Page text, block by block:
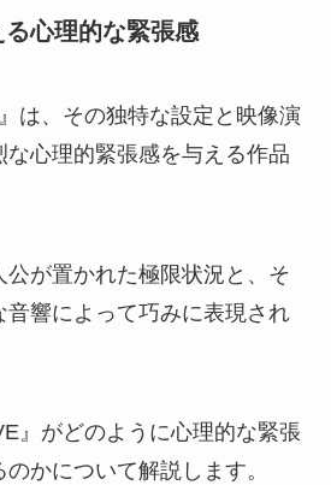
心理的な緊張感
は、その独特な設定と映像演
な心理的緊張感を与える作品
公が置かれた極限状況と、そ
音響によって巧みに表現され
』がどのように心理的な緊張
かについて解説します。